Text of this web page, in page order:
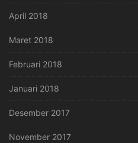
April 2018
Maret 2018
Februari 2018
Januari 2018
Desember 2017
November 2017